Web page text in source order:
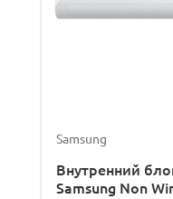
Samsung
Внутренний
Samsung Non